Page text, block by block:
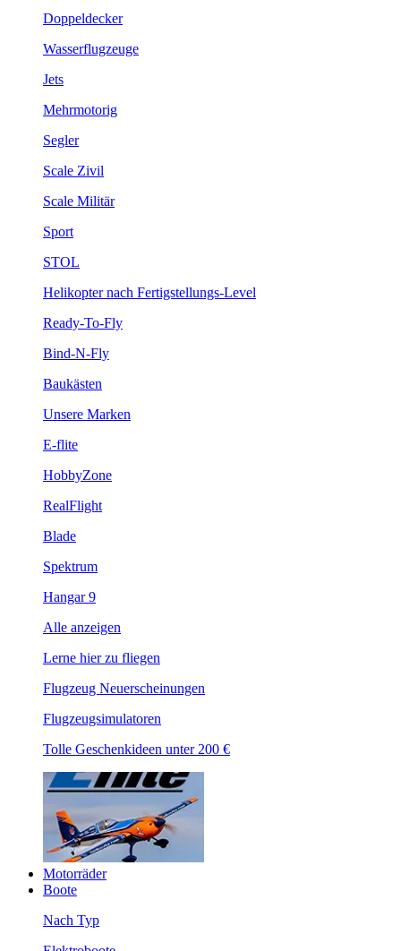
Doppeldecker
Wasserflugzeuge
Jets
Mehrmotorig
Segler
Scale Zivil
Scale Militär
Sport
STOL
Helikopter nach Fertigstellungs-Level
Ready-To-Fly
Bind-N-Fly
Baukästen
Unsere Marken
E-flite
HobbyZone
RealFlight
Blade
Spektrum
Hangar 9
Alle anzeigen
Lerne hier zu fliegen
Flugzeug Neuerscheinungen
Flugzeugsimulatoren
Tolle Geschenkideen unter 200 €
Motorräder
Boote
Nach Typ